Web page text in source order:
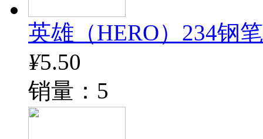
英雄（HERO）234钢
¥5.50
销量：5